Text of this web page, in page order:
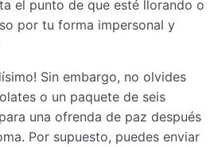
el punto de que esté llorando o
por tu forma impersonal y
Sin embargo, no olvides
o un paquete de seis
una ofrenda de paz después
Por supuesto, puedes enviar